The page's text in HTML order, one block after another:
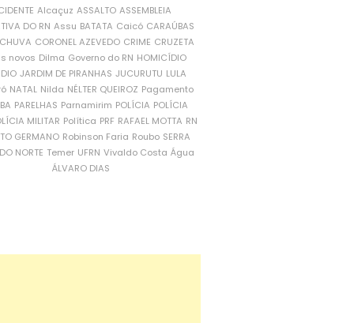
Alcaçuz ASSALTO ASSEMBLEIA
DO RN Assu BATATA Caicó CARAÚBAS
CORONEL AZEVEDO CRIME CRUZETA
novos Dilma Governo do RN HOMICÍDIO
JARDIM DE PIRANHAS JUCURUTU LULA
NATAL Nilda NÉLTER QUEIROZ Pagamento
PARELHAS Parnamirim POLÍCIA POLÍCIA
MILITAR Política PRF RAFAEL MOTTA RN
GERMANO Robinson Faria Roubo SERRA
NORTE Temer UFRN Vivaldo Costa Água
ÁLVARO DIAS